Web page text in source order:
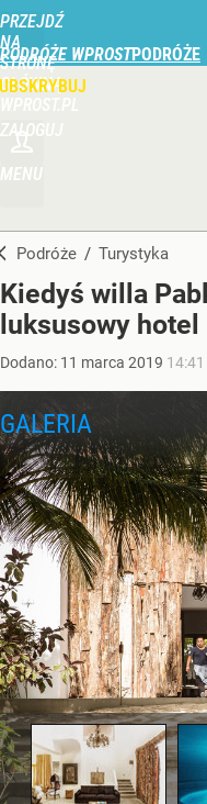
PRZEJDŹ
NA
STRONĘ
GŁÓWNĄ
PODRÓŻE WPROST
ZALOGUJ
MENU
Podróże / Turystyka
Kiedyś willa
luksusowy hotel
Dodano: 11 marca 2019 14:41